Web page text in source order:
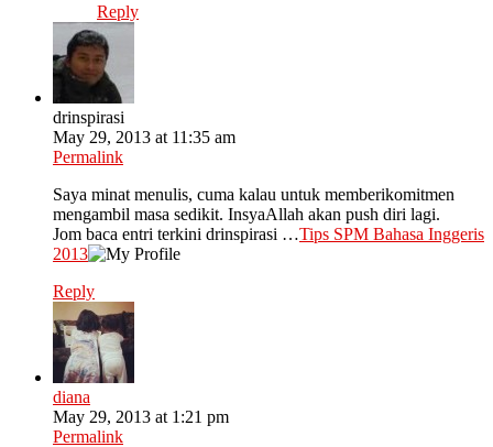
Reply
drinspirasi
May 29, 2013 at 11:35 am
Permalink
Saya minat menulis, cuma kalau untuk memberikomitmen
mengambil masa sedikit. InsyaAllah akan push diri lagi.
Jom baca entri terkini drinspirasi …Tips SPM Bahasa Inggeris
2013
Reply
diana
May 29, 2013 at 1:21 pm
Permalink